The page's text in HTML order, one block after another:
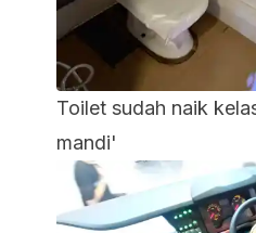
Toilet sudah naik
mandi'